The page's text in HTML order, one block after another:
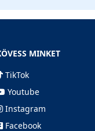
MINKET
TikTok
Youtube
Instagram
Facebook